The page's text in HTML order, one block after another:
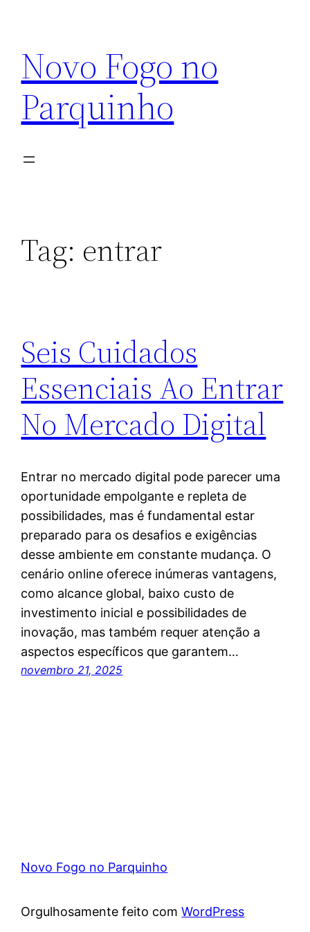
conteúdo
Novo Fogo no
Parquinho
Tag: entrar
Seis Cuidados
Essenciais Ao Entrar
No Mercado Digital
Entrar no mercado digital pode parecer uma
oportunidade empolgante e repleta de
possibilidades, mas é fundamental estar
preparado para os desafios e exigências
desse ambiente em constante mudança. O
cenário online oferece inúmeras vantagens,
como alcance global, baixo custo de
investimento inicial e possibilidades de
inovação, mas também requer atenção a
aspectos específicos que garantem…
novembro 21, 2025
Novo Fogo no Parquinho
Orgulhosamente feito comWordPress